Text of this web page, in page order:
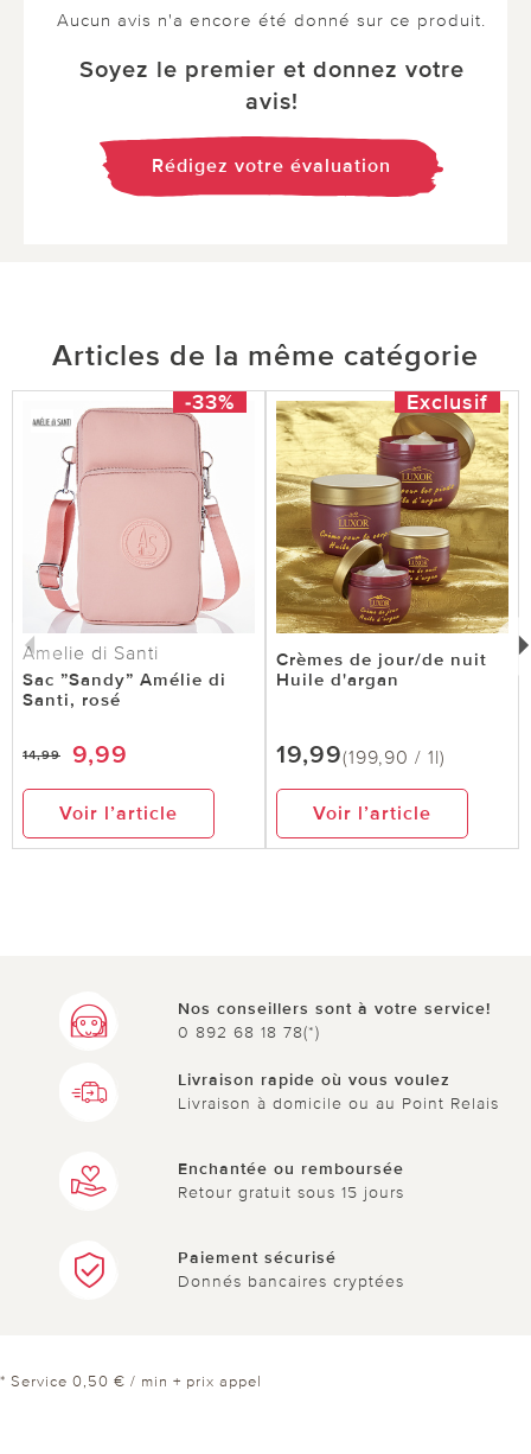
Aucun avis n'a encore été donné sur ce produit.
Soyez le premier et donnez votre
avis!
Rédigez votre évaluation
Articles de la même catégorie
-33%
Amelie di Santi
Sac ”Sandy” Amélie di
Santi, rosé
14,99 9,99
Voir l’article
Exclusif
Crèmes de jour/de nuit
Huile d'argan
19,99(199,90 / 1l)
Voir l’article
Nos conseillers sont à votre service!
0 892 68 18 78(*)
Livraison rapide où vous voulez
Livraison à domicile ou au Point Relais
Enchantée ou remboursée
Retour gratuit sous 15 jours
Paiement sécurisé
Donnés bancaires cryptées
* Service 0,50 € / min + prix appel